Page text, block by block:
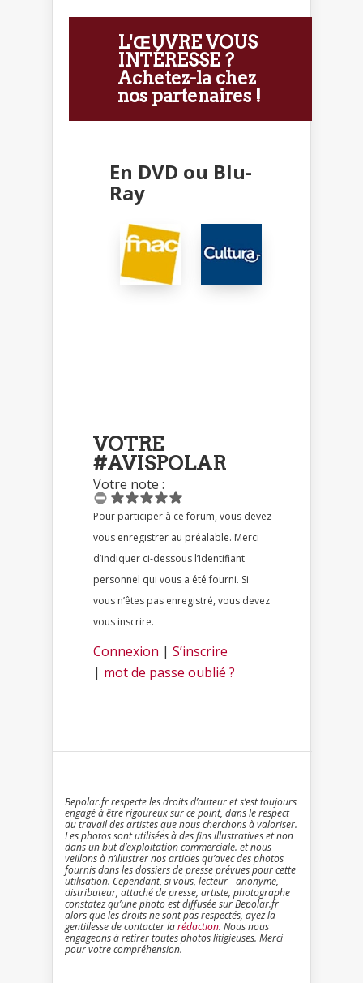
L'ŒUVRE VOUS
INTÉRESSE ?
Achetez-la chez
nos partenaires !
En DVD ou Blu-
Ray
VOTRE
#AVISPOLAR
Votre note :
Pour participer à ce forum, vous devez
vous enregistrer au préalable. Merci
d’indiquer ci-dessous l’identifiant
personnel qui vous a été fourni. Si
vous n’êtes pas enregistré, vous devez
vous inscrire.
Connexion | S’inscrire
| mot de passe oublié ?
Bepolar.fr respecte les droits d’auteur et s’est toujours
engagé à être rigoureux sur ce point, dans le respect
du travail des artistes que nous cherchons à valoriser.
Les photos sont utilisées à des fins illustratives et non
dans un but d’exploitation commerciale. et nous
veillons à n’illustrer nos articles qu’avec des photos
fournis dans les dossiers de presse prévues pour cette
utilisation. Cependant, si vous, lecteur - anonyme,
distributeur, attaché de presse, artiste, photographe
constatez qu’une photo est diffusée sur Bepolar.fr
alors que les droits ne sont pas respectés, ayez la
gentillesse de contacter larédaction. Nous nous
engageons à retirer toutes photos litigieuses. Merci
pour votre compréhension.